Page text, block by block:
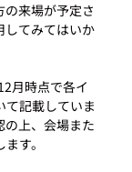
の来場が予定さ
してみてはいか
月時点で各イ
て記載していま
の上、会場また
す。